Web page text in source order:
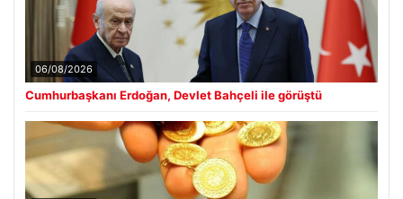
06/08/2026
Cumhurbaşkanı Erdoğan, Devlet Bahçeli ile görüştü